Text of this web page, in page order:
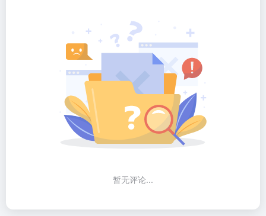
暂无评论...